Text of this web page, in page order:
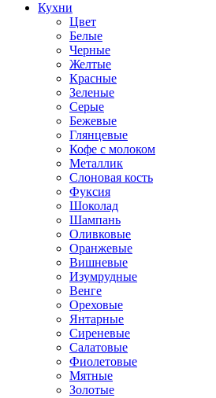
Кухни
Цвет
Белые
Черные
Желтые
Красные
Зеленые
Серые
Бежевые
Глянцевые
Кофе с молоком
Металлик
Слоновая кость
Фуксия
Шоколад
Шампань
Оливковые
Оранжевые
Вишневые
Изумрудные
Венге
Ореховые
Янтарные
Сиреневые
Салатовые
Фиолетовые
Мятные
Золотые